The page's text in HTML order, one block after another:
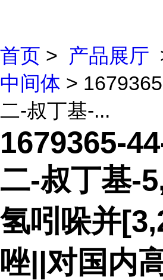
首页 > 产品展厅
中间体 >
二-叔丁基-...
1679365-
二-叔丁基-
氢吲哚并
唑||对国内